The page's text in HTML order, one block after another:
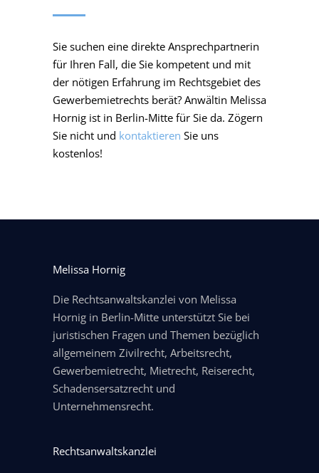
Sie suchen eine direkte Ansprechpartnerin
für Ihren Fall, die Sie kompetent und mit
der nötigen Erfahrung im Rechtsgebiet des
Gewerbemietrechts berät? Anwältin Melissa
Hornig ist in Berlin-Mitte für Sie da. Zögern
Sie nicht und kontaktieren Sie uns
kostenlos!
Melissa Hornig
Die Rechtsanwaltskanzlei von Melissa
Hornig in Berlin-Mitte unterstützt Sie bei
juristischen Fragen und Themen bezüglich
allgemeinem Zivilrecht, Arbeitsrecht,
Gewerbemietrecht, Mietrecht, Reiserecht,
Schadensersatzrecht und
Unternehmensrecht.
Rechtsanwaltskanzlei